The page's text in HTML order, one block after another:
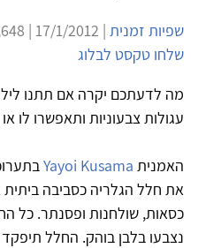
שפיות זמנית | 17/1/2012 | 7,648 צפיות |
שלחו טקסט לבלוג
מה לדעתכם יקרה אם תתנו
עגולות צבעוניות ותאפשרו
האמנית Yayoi Kusama
את חלל הגלריה כסביבה ביתית
כסאות, שולחנות ופסנתר. כל
נצבעו בלבן בוהק. החלל